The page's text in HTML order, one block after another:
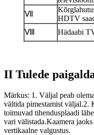
Ⅶ
HDTV
Ⅷ Hädaabi
II Tulede
Märkus: 1. Väljal peab
vältida pimestamist väljal.2.
toimuvad tihendusplaadi
vari välistada.Kaamera
vertikaalne valgustus.